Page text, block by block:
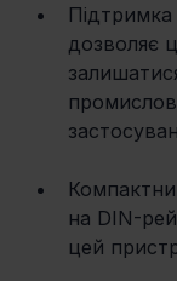
Підтримка
дозволяє
на DIN-
цей